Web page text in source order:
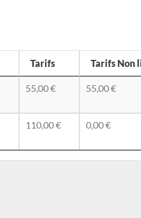
Tarifs Tarifs Non
55,00 € 55,00 €
110,00 € 0,00 €